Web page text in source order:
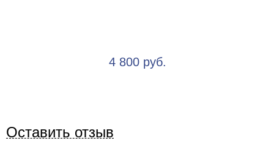
4 800 руб.
Оставить отзыв